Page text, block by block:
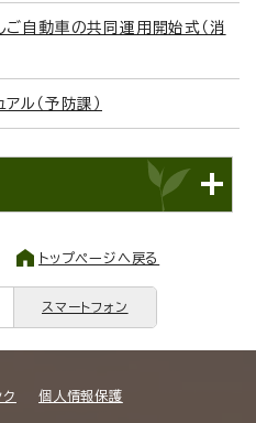
自動車の共同運用開始式（消
ル（予防課）
トップページへ戻る
スマートフォン
個人情報保護